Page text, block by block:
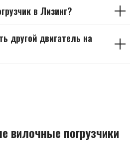
в Лизинг?
другой двигатель на
вилочные погрузчики